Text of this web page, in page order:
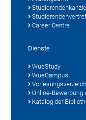
Career Centre
Dienste
WueStudy
WueCampus
Online-Bewerbung
Katalog der